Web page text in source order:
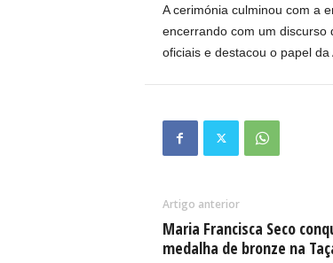
A cerimónia culminou com a
encerrando com um discurso
oficiais e destacou o papel
Artigo anterior
Maria Francisca Seco
medalha de bronze na